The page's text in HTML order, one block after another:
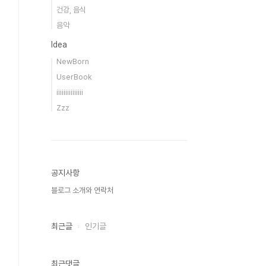
건강, 음식
음악
Idea
NewBorn
UserBook
iiiiiiiiiiiiiii
Zzz
공지사항
블로그 소개와 연락처
최근글 인기글
최근댓글